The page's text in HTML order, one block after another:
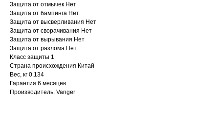
Защита от отмычек Нет
Защита от бампинга Нет
Защита от высверливания Нет
Защита от сворачивания Нет
Защита от вырывания Нет
Защита от разлома Нет
Класс защиты 1
Страна происхождения Китай
Вес, кг 0.134
Гарантия 6 месяцев
Производитель: Vanger